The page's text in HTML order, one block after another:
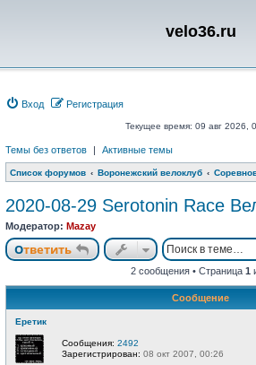
velo36.ru
Вход Регистрация
Текущее время: 09 авг 2026,
Темы без ответов | Активные темы
Список форумов Воронежский велоклуб
2020-08-29 Serotonin Race
Модератор: Mazay
Ответить
2 сообщения • Страница 1
Сообщение
Еретик
Сообщения: 2492
Зарегистрирован: 08 окт 2007, 00:26